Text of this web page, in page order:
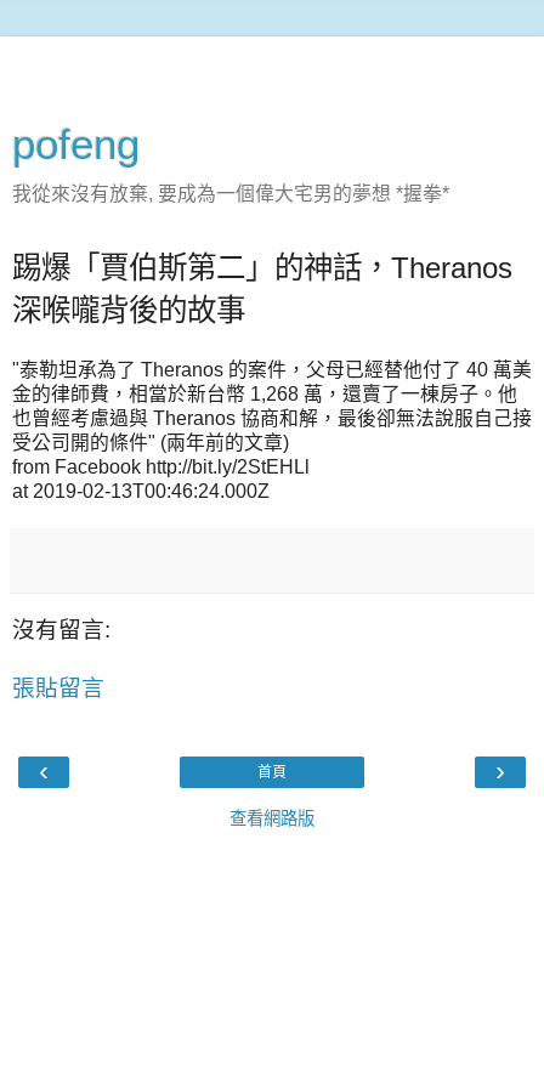
pofeng
我從來沒有放棄, 要成為一個偉大宅男的夢想 *握拳*
踢爆「賈伯斯第二」的神話，Theranos
深喉嚨背後的故事
"泰勒坦承為了 Theranos 的案件，父母已經替他付了 40 萬美
金的律師費，相當於新台幣 1,268 萬，還賣了一棟房子。他
也曾經考慮過與 Theranos 協商和解，最後卻無法說服自己接
受公司開的條件" (兩年前的文章)
from Facebook http://bit.ly/2StEHLl
at 2019-02-13T00:46:24.000Z
沒有留言:
張貼留言
‹ ›
首頁
查看網路版